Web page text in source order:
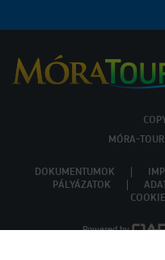
MÓRA-
DOKUMENTUMOK
PÁLYÁZATOK
Powered by